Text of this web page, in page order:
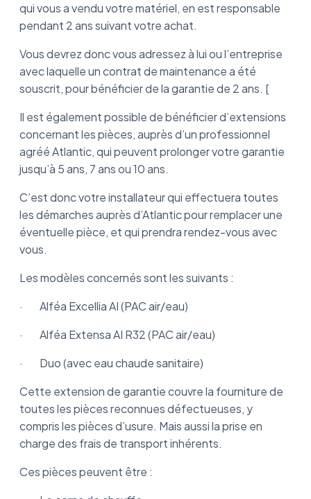
qui vous a vendu votre matériel, en est responsable
pendant 2 ans suivant votre achat.
Vous devrez donc vous adressez à lui ou l’entreprise
avec laquelle un contrat de maintenance a été
souscrit, pour bénéficier de la garantie de 2 ans. [
Il est également possible de bénéficier d’extensions
concernant les pièces, auprès d’un professionnel
agréé Atlantic, qui peuvent prolonger votre garantie
jusqu’à 5 ans, 7 ans ou 10 ans.
C’est donc votre installateur qui effectuera toutes
les démarches auprès d’Atlantic pour remplacer une
éventuelle pièce, et qui prendra rendez-vous avec
vous.
Les modèles concernés sont les suivants :
· Alféa Excellia AI (PAC air/eau)
· Alféa Extensa AI R32 (PAC air/eau)
· Duo (avec eau chaude sanitaire)
Cette extension de garantie couvre la fourniture de
toutes les pièces reconnues défectueuses, y
compris les pièces d’usure. Mais aussi la prise en
charge des frais de transport inhérents.
Ces pièces peuvent être :